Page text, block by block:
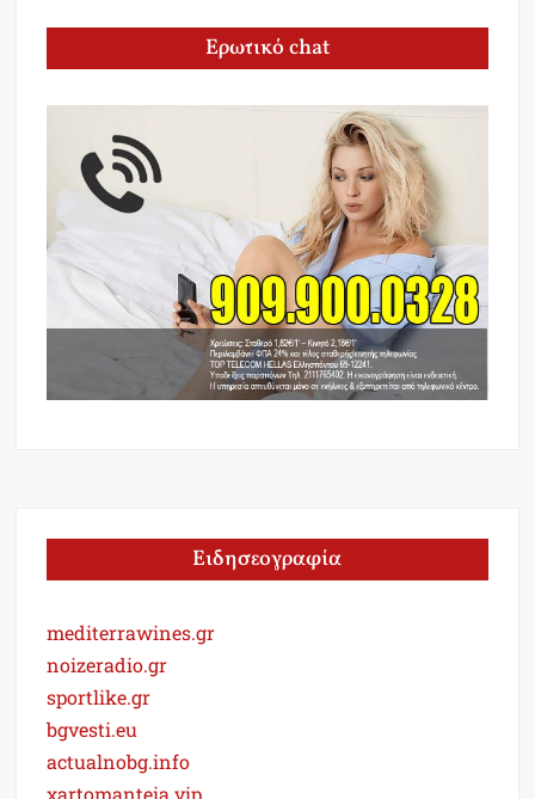
Ερωτικό chat
Ειδησεογραφία
mediterrawines.gr
noizeradio.gr
sportlike.gr
bgvesti.eu
actualnobg.info
xartomanteia.vip